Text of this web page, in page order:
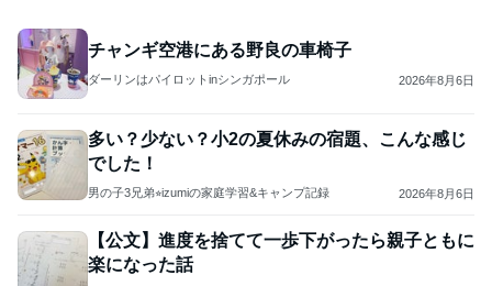
チャンギ空港にある野良の車椅子
ダーリンはパイロットinシンガポール 2026年8月6日
多い？少ない？小2の夏休みの宿題、こんな感じ
でした！
男の子3兄弟⭐︎izumiの家庭学習&キャンプ記録 2026年8月6日
【公文】進度を捨てて一歩下がったら親子ともに
楽になった話